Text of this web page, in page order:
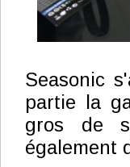
Seasonic
partie la
gros de
également